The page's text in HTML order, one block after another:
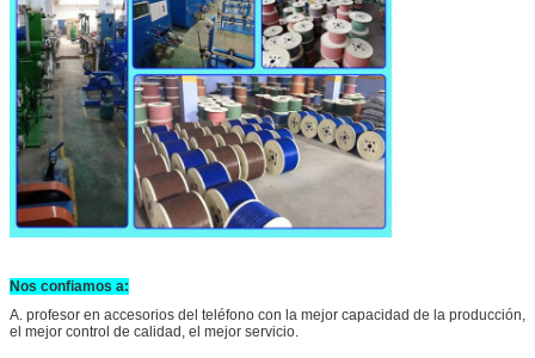
Nos confiamos a:
A. profesor en accesorios del teléfono con la mejor capacidad de la producción,
el mejor control de calidad, el mejor servicio.